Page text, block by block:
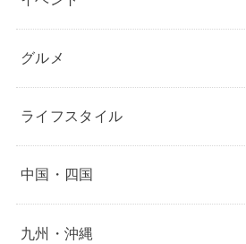
グルメ
ライフスタイル
中国・四国
九州・沖縄